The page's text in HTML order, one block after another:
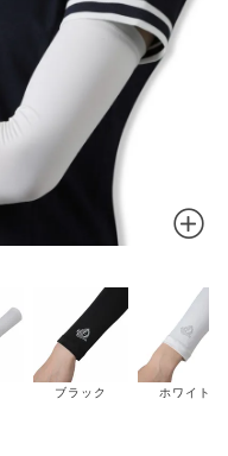
ブラック ホワイト